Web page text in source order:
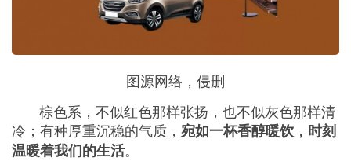
图源网络，侵删
棕色系，不似红色那样张扬，也不似灰色那样清
冷；有种厚重沉稳的气质， 宛如一杯香醇暖饮，时刻
温暖着我们的生活。